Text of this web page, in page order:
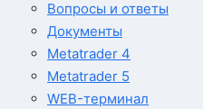
Вопросы и ответы
Документы
Metatrader 4
Metatrader 5
WEB-терминал